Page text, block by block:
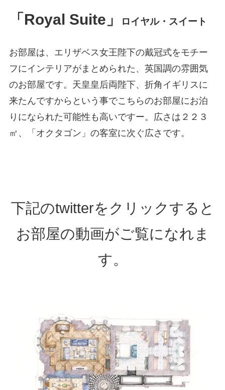
「Royal Suite」 ロイヤル・スイート
お部屋は、エリザベス女王陛下の戴冠式をモチー
フにインテリアがまとめられた、英国調の雰囲気
のお部屋です。天皇皇后両陛下、折角イギリスに
来たんですからという事でこちらのお部屋にお泊
りになられた可能性も高いですー。広さは２２３
㎡、「オクタゴン」の客室に次ぐ広さです。
下記のtwitterをクリックすると
お部屋の動画がご覧になれま
す。